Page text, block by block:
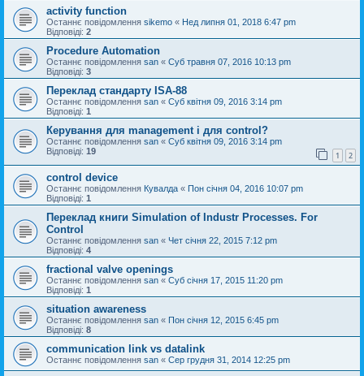
activity function
Останнє повідомлення sikemo « Нед липня 01, 2018 6:47 pm
Відповіді: 2
Procedure Automation
Останнє повідомлення san « Суб травня 07, 2016 10:13 pm
Відповіді: 3
Переклад стандарту ISA-88
Останнє повідомлення san « Суб квітня 09, 2016 3:14 pm
Відповіді: 1
Керування для management і для control?
Останнє повідомлення san « Суб квітня 09, 2016 3:14 pm
Відповіді: 19 1 2
control device
Останнє повідомлення Кувалда « Пон січня 04, 2016 10:07 pm
Відповіді: 1
Переклад книги Simulation of Industr Processes. For
Control
Останнє повідомлення san « Чет січня 22, 2015 7:12 pm
Відповіді: 4
fractional valve openings
Останнє повідомлення san « Суб січня 17, 2015 11:20 pm
Відповіді: 1
situation awareness
Останнє повідомлення san « Пон січня 12, 2015 6:45 pm
Відповіді: 8
communication link vs datalink
Останнє повідомлення san « Сер грудня 31, 2014 12:25 pm